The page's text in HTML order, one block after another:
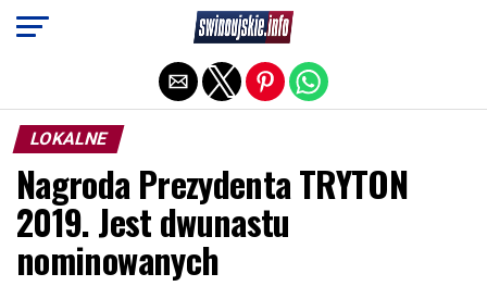
LOKALNE
Nagroda Prezydenta TRYTON
2019. Jest dwunastu
nominowanych
Exit mobile version